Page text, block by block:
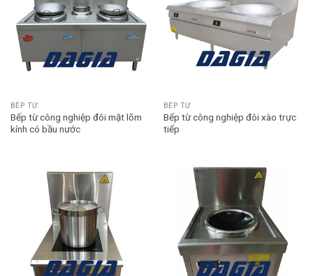
BẾP TỪ
Bếp từ công nghiệp đôi mặt lõm
kính có bầu nước
BẾP TỪ
Bếp từ công nghiệp đôi xào trực
tiếp